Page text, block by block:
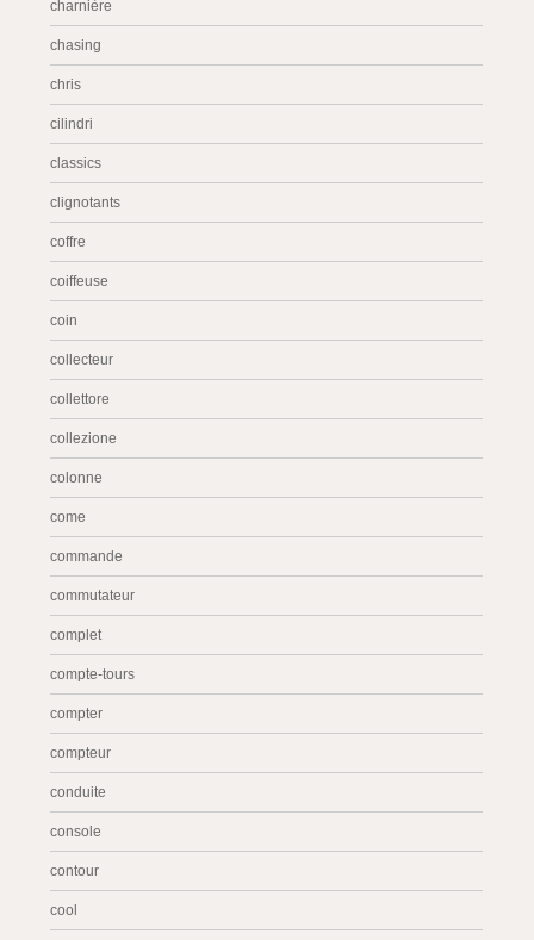
charnière
chasing
chris
cilindri
classics
clignotants
coffre
coiffeuse
coin
collecteur
collettore
collezione
colonne
come
commande
commutateur
complet
compte-tours
compter
compteur
conduite
console
contour
cool